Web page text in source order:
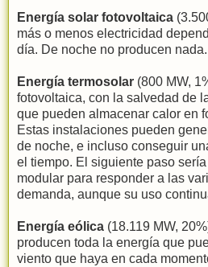
Energía solar fotovoltaica
más o menos electricidad
día. De noche no producen nada.
Energía termosolar (800 MW,
fotovoltaica, con la salvedad de
que pueden almacenar calor en
Estas instalaciones pueden
de noche, e incluso conseguir
el tiempo. El siguiente paso
modular para responder a las
demanda, aunque su uso
Energía eólica (18.119 MW,
producen toda la energía que
viento que haya en cada